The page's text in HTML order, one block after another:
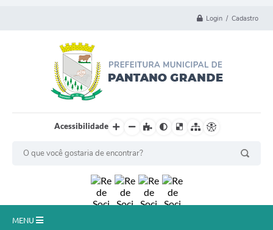
Login / Cadastro
Acessibilidade
MENU